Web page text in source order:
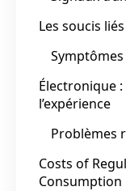
Les soucis
Électronique
l’expérience
Problèmes
Costs of
Consumption